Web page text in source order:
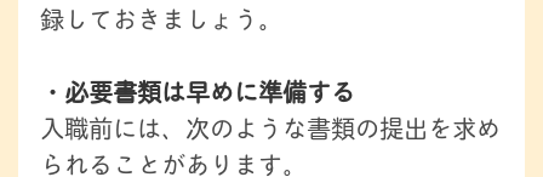
録しておきましょう。
・必要書類は早めに準備する
入職前には、次のような書類の提出を求め
られることがあります。